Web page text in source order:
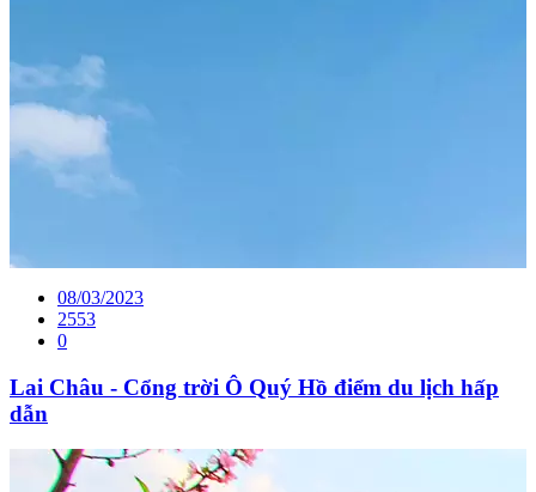
08/03/2023
2553
0
Lai Châu - Cổng trời Ô Quý Hồ điểm du lịch hấp
dẫn